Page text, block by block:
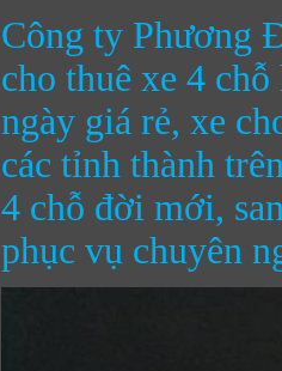
Công ty Phương
cho thuê xe 4
ngày giá rẻ, xe
các tỉnh thành
4 chỗ đời mới,
phục vụ chuyên